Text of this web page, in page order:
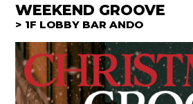
WEEKEND GROOVE
1F LOBBY BAR ANDO